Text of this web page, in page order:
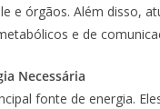
e órgãos. Além disso,
e de
Necessária
fonte de energia.